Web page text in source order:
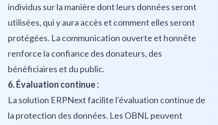
individus sur la manière dont leurs données seront
utilisées, qui y aura accès et comment elles seront
protégées. La communication ouverte et honnête
renforce la confiance des donateurs, des
bénéficiaires et du public.
6. Évaluation continue :
La solution ERPNext facilite l'évaluation continue de
la protection des données. Les OBNL peuvent